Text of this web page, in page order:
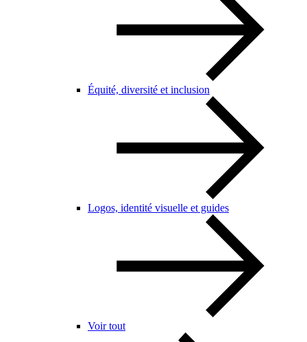
Équité, diversité et inclusion
Logos, identité visuelle et guides
Voir tout